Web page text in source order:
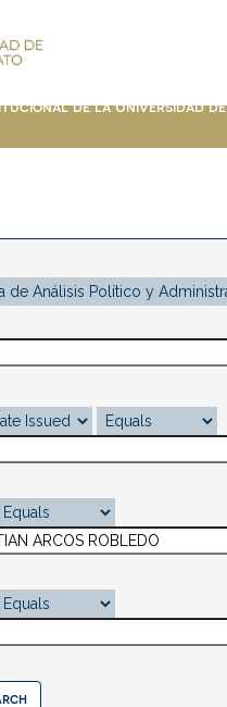
de la Universidad de